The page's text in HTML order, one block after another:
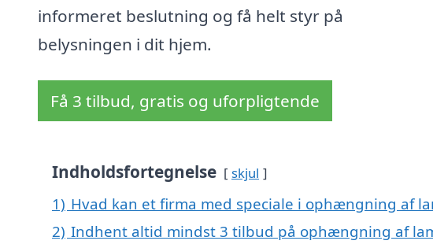
informeret beslutning og få helt styr på
belysningen i dit hjem.
Få 3 tilbud, gratis og uforpligtende
Indholdsfortegnelse skjul
1) Hvad kan et firma med speciale i ophængning af
2) Indhent altid mindst 3 tilbud på ophængning af